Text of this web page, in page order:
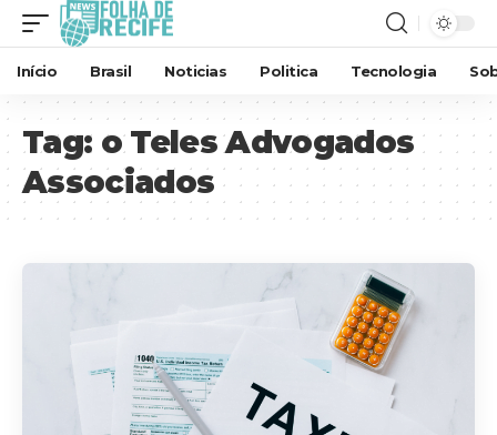
Início Brasil Noticias Politica Tecnologia
Tag: o Teles Advogados
Associados